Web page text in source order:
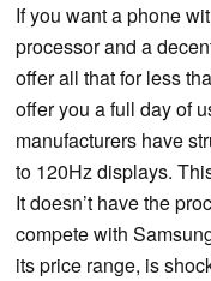
If you want a phone
processor and a
offer all that for less
offer you a full day of
manufacturers have
to 120Hz displays.
It doesn’t have the
compete with
its price range, is